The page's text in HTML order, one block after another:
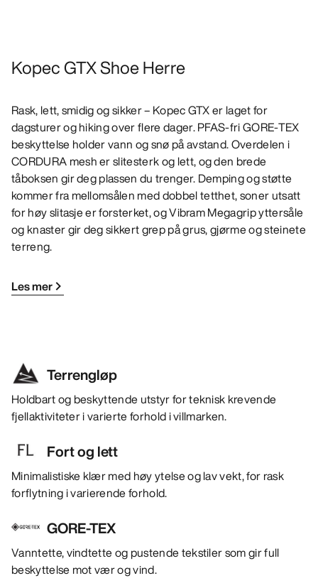
Kopec GTX Shoe Herre
Rask, lett, smidig og sikker – Kopec GTX er laget for
dagsturer og hiking over flere dager. PFAS-fri GORE-TEX
beskyttelse holder vann og snø på avstand. Overdelen i
CORDURA mesh er slitesterk og lett, og den brede
tåboksen gir deg plassen du trenger. Demping og støtte
kommer fra mellomsålen med dobbel tetthet, soner utsatt
for høy slitasje er forsterket, og Vibram Megagrip yttersåle
og knaster gir deg sikkert grep på grus, gjørme og steinete
terreng.
Les mer
Terrengløp
Holdbart og beskyttende utstyr for teknisk krevende
fjellaktiviteter i varierte forhold i villmarken.
Fort og lett
Minimalistiske klær med høy ytelse og lav vekt, for rask
forflytning i varierende forhold.
GORE-TEX
Vanntette, vindtette og pustende tekstiler som gir full
beskyttelse mot vær og vind.